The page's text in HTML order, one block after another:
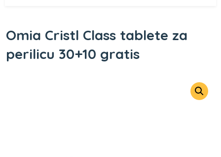
Omia Cristl Class tablete za
perilicu 30+10 gratis